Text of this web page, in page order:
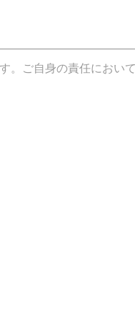
ご自身の責任におい